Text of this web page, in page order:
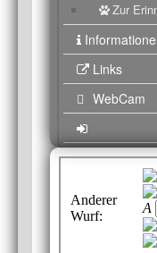
Zur
Links
WebCam